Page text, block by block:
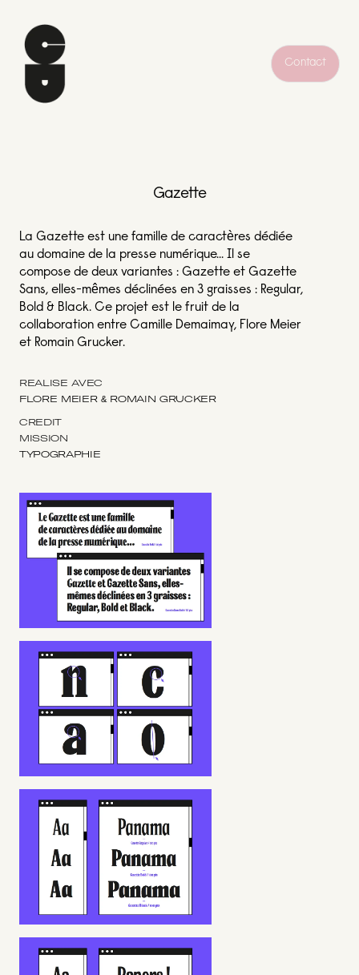
Contact
Gazette
La Gazette est une famille de caractères dédiée
au domaine de la presse numérique... Il se
compose de deux variantes : Gazette et Gazette
Sans, elles-mêmes déclinées en 3 graisses : Regular,
Bold & Black. Ce projet est le fruit de la
collaboration entre Camille Demaimay, Flore Meier
et Romain Grucker.
RÉALISÉ AVEC
FLORE MEIER & ROMAIN GRUCKER
CRÉDIT
MISSION
TYPOGRAPHIE